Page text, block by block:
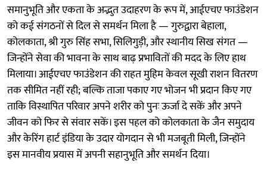
समानुभूति और एकता के अद्भुत उदाहरण के रूप में, आईएचए फाउंडेशन
को कई संगठनों से दिल से समर्थन मिला है — गुरुद्वारा बेहाला,
कोलकाता, श्री गुरु सिंह सभा, सिलिगुड़ी, और स्थानीय सिख संगत —
जिन्होंने सेवा की भावना के साथ बाढ़ प्रभावितों की मदद के लिए हाथ
मिलाया। आईएचए फाउंडेशन की राहत मुहिम केवल सूखी राशन वितरण
तक सीमित नहीं रही; बल्कि ताजा पकाए गए भोजन भी प्रदान किए गए
ताकि विस्थापित परिवार अपने शरीर को पुनः ऊर्जा दे सकें और अपने
जीवन को फिर से संवार सकें। इस पहल को कोलकाता के जैन समुदाय
और केरिंग हार्ट इंडिया के उदार योगदान से भी मजबूती मिली, जिन्होंने
इस मानवीय प्रयास में अपनी सहानुभूति और समर्थन दिया।